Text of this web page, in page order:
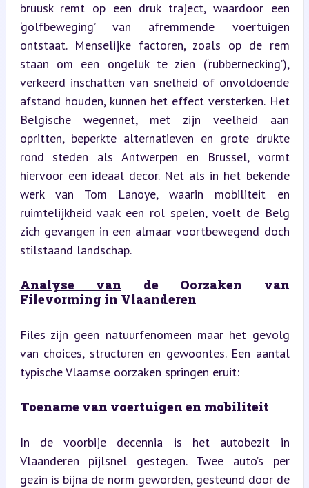
bruusk remt op een druk traject, waardoor een
‘golfbeweging’ van afremmende voertuigen
ontstaat. Menselijke factoren, zoals op de rem
staan om een ongeluk te zien (‘rubbernecking’),
verkeerd inschatten van snelheid of onvoldoende
afstand houden, kunnen het effect versterken. Het
Belgische wegennet, met zijn veelheid aan
opritten, beperkte alternatieven en grote drukte
rond steden als Antwerpen en Brussel, vormt
hiervoor een ideaal decor. Net als in het bekende
werk van Tom Lanoye, waarin mobiliteit en
ruimtelijkheid vaak een rol spelen, voelt de Belg
zich gevangen in een almaar voortbewegend doch
stilstaand landschap.
Analyse van de Oorzaken van
Filevorming in Vlaanderen
Files zijn geen natuurfenomeen maar het gevolg
van choices, structuren en gewoontes. Een aantal
typische Vlaamse oorzaken springen eruit:
Toename van voertuigen en mobiliteit
In de voorbije decennia is het autobezit in
Vlaanderen pijlsnel gestegen. Twee auto’s per
gezin is bijna de norm geworden, gesteund door de